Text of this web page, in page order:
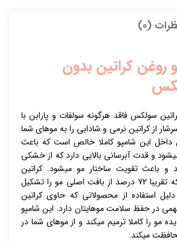
(0)
روغن کراتین بدون
سولکس فاقد هرگونه سولفات و پارابن با
از کراتین نرمی و شادابی را به موهای شما
داخل این شامپو کاملا خالص است که باعث
و قدت آبرسانی بالایی دارد که از خشکی
و باعث تقویت ساختار مو میشود. کراتین
پروتئینی قوی است که تقریبا 72 درصد از بافت اصلی مو را تشکیل
استفاده از محصولاتی که حاوی کراتین
در حفظ سلامت موهایتان دارد. این شامپو
را کاملا ترمیم میکند و از موهای شما در
میکند.